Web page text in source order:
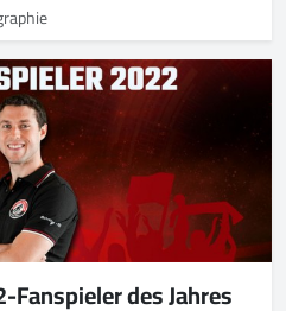
Fanspieler des Jahres